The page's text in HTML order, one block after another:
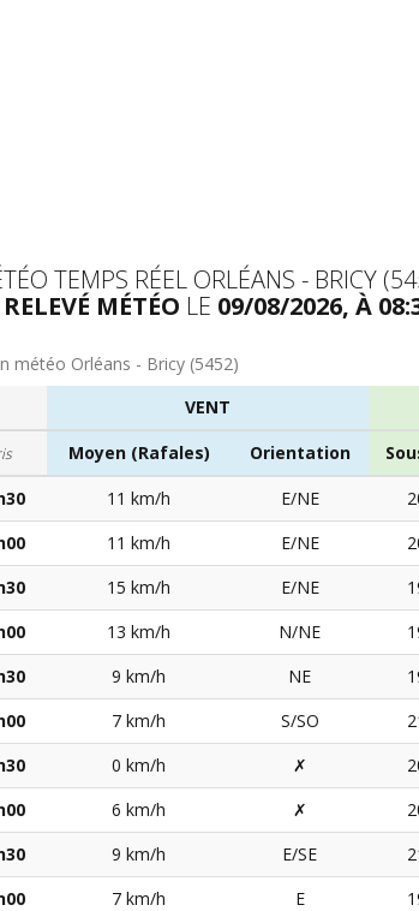
TEMPS RÉEL ORLÉANS - BRICY
MÉTÉO LE 09/08/2026, À
météo Orléans - Bricy (5452)
VENT
Moyen (Rafales) Orientation
11 km/h E/NE
11 km/h E/NE
15 km/h E/NE
13 km/h N/NE
9 km/h NE
7 km/h S/SO
0 km/h ✗
6 km/h ✗
9 km/h E/SE
7 km/h E